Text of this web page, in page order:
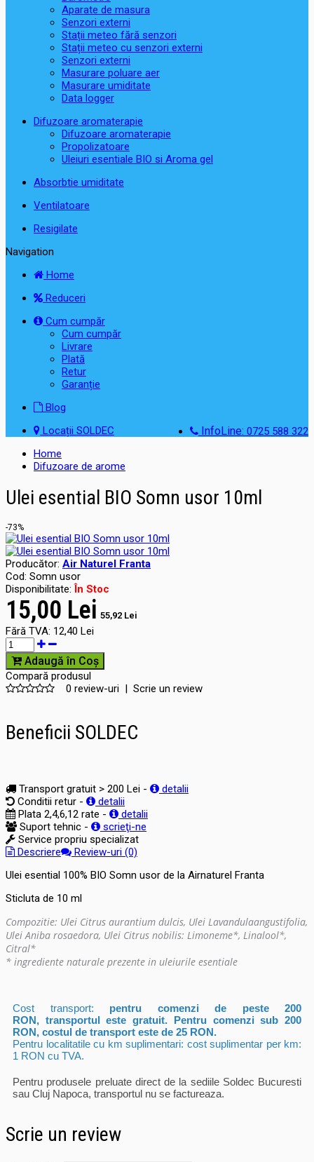
Aparate de masura
Senzori externi
Stații meteo fără senzori
Stații meteo cu senzori externi
Senzori externi
Masurare poluare aer
Masurare umiditate
Data logger
Difuzoare aromaterapie
Difuzoare aromaterapie
Propolizatoare
Uleiuri esentiale BIO si Aroma gel
Absorbtie umiditate
Ventilatoare
Resigilate
Navigation
Home
Reduceri
Cum cumpăr
Cum cumpăr
Livrare
Plată
Retur
Garanție
Blog
InfoLine: 0725 588 322
Locații SOLDEC
Home
Difuzoare de arome
Ulei esential BIO Somn usor 10ml
-73%
Producător: Air Naturel Franta
Cod: Somn usor
Disponibilitate: În Stoc
15,00 Lei 55,92 Lei
Fără TVA: 12,40 Lei
Adaugă în Coş
Compară produsul
0 review-uri | Scrie un review
Beneficii SOLDEC
Transport gratuit > 200 Lei -
detalii
Conditii retur -
detalii
Plata 2,4,6,12 rate -
detalii
Suport tehnic -
scrieţi-ne
Service propriu specializat
Descriere
Review-uri (0)
Ulei esential 100% BIO Somn usor de la Airnaturel Franta
Sticluta de 10 ml
Compozitie: Ulei Citrus aurantium dulcis, Ulei Lavandulaangustifolia,
Ulei Aniba rosaedora, Ulei Citrus nobilis: Limoneme*, Linalool*,
Citral*
* ingrediente naturale prezente in uleiurile esentiale
Cost transport: pentru comenzi de peste 200
RON, transportul este gratuit. Pentru comenzi sub 200
RON, costul de transport este de 25 RON.
Pentru localitatile cu km suplimentari: cost suplimentar per km:
1 RON cu TVA.
Pentru produsele preluate direct de la sediile Soldec Bucuresti
sau Cluj Napoca, transportul nu se factureaza.
Scrie un review